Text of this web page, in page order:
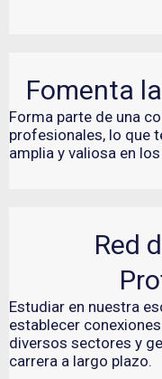
Fomenta
Forma parte de una
profesionales, lo que
amplia y valiosa en
Red
Estudiar en nuestra
establecer
diversos sectores y
carrera a largo plazo.